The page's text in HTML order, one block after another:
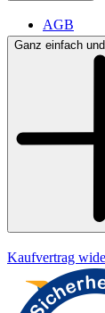
AGB
Bezahlung
Ganz einfach
Kaufvertrag